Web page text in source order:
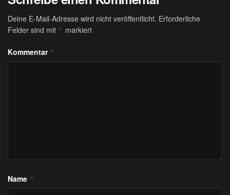
Deine E-Mail-Adresse wird nicht veröffentlicht. Erforderliche
Felder sind mit * markiert
Kommentar *
Name *